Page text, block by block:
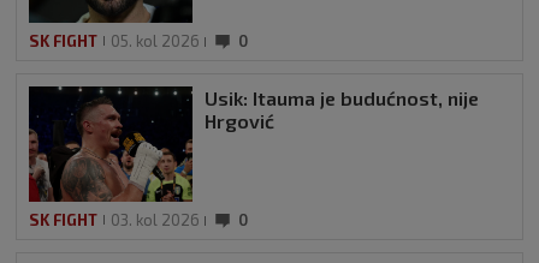
SK FIGHT 05. kol 2026 0
Usik: Itauma je budućnost, nije
Hrgović
SK FIGHT 03. kol 2026 0